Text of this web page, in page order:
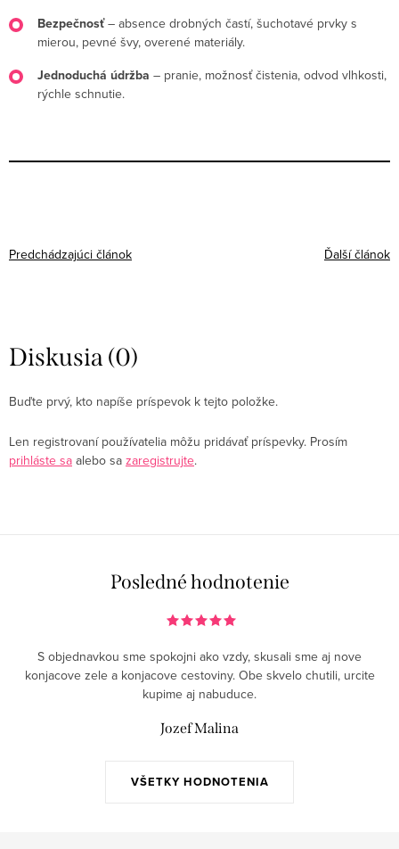
Bezpečnosť– absence drobných častí, šuchotavé prvky s
mierou, pevné švy, overené materiály.
Jednoduchá údržba – pranie, možnosť čistenia, odvod vlhkosti,
rýchle schnutie.
Predchádzajúci článok Ďalší článok
Diskusia (0)
Buďte prvý, kto napíše príspevok k tejto položke.
Len registrovaní používatelia môžu pridávať príspevky. Prosím
prihláste sa alebo sa zaregistrujte.
Posledné hodnotenie
VŠETKY HODNOTENIA
S objednavkou sme spokojni ako vzdy, skusali sme aj nove
konjacove zele a konjacove cestoviny. Obe skvelo chutili, urcite
kupime aj nabuduce.
Jozef Malina